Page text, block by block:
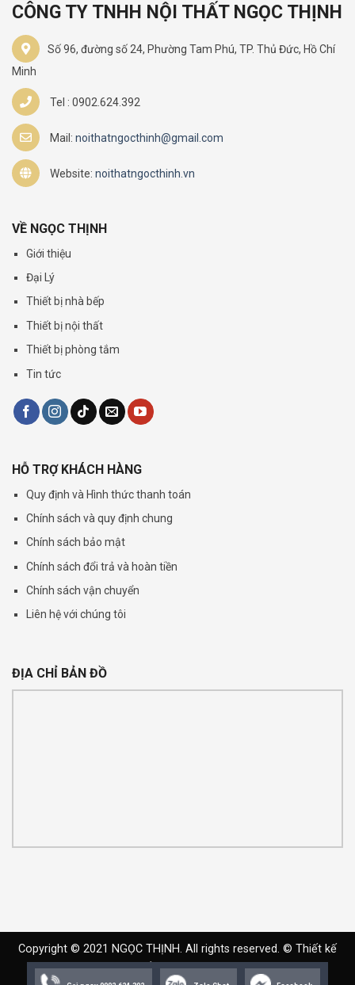
CÔNG TY TNHH NỘI THẤT NGỌC THỊNH
Số 96, đường số 24, Phường Tam Phú, TP. Thủ Đức, Hồ Chí
Minh
Tel : 0902.624.392
Mail: noithatngocthinh@gmail.com
Website: noithatngocthinh.vn
VỀ NGỌC THỊNH
Giới thiệu
Đại Lý
Thiết bị nhà bếp
Thiết bị nội thất
Thiết bị phòng tắm
Tin tức
HỖ TRỢ KHÁCH HÀNG
Quy định và Hình thức thanh toán
Chính sách và quy định chung
Chính sách bảo mật
Chính sách đổi trả và hoàn tiền
Chính sách vận chuyển
Liên hệ với chúng tôi
ĐỊA CHỈ BẢN ĐỒ
Copyright © 2021 NGỌC THỊNH. All rights reserved. © Thiết kế
webbởi Expro Việt Nam